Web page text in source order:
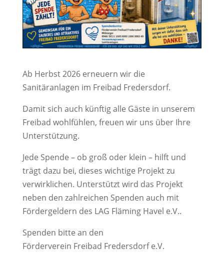
Ab Herbst 2026 erneuern wir die
Sanitäranlagen im Freibad Fredersdorf.
Damit sich auch künftig alle Gäste in unserem
Freibad wohlfühlen, freuen wir uns über Ihre
Unterstützung.
Jede Spende – ob groß oder klein – hilft und
trägt dazu bei, dieses wichtige Projekt zu
verwirklichen. Unterstützt wird das Projekt
neben den zahlreichen Spenden auch mit
Fördergeldern des LAG Fläming Havel e.V..
Spenden bitte an den
Förderverein Freibad Fredersdorf e.V.